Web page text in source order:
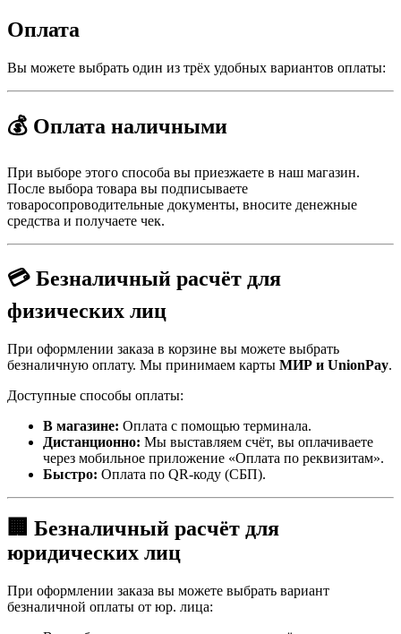
Оплата
Вы можете выбрать один из трёх удобных вариантов оплаты:
💰 Оплата наличными
При выборе этого способа вы приезжаете в наш магазин.
После выбора товара вы подписываете
товаросопроводительные документы, вносите денежные
средства и получаете чек.
💳 Безналичный расчёт для
физических лиц
При оформлении заказа в корзине вы можете выбрать
безналичную оплату. Мы принимаем карты МИР и UnionPay.
Доступные способы оплаты:
В магазине: Оплата с помощью терминала.
Дистанционно: Мы выставляем счёт, вы оплачиваете
через мобильное приложение «Оплата по реквизитам».
Быстро: Оплата по QR-коду (СБП).
🏢 Безналичный расчёт для
юридических лиц
При оформлении заказа вы можете выбрать вариант
безналичной оплаты от юр. лица: